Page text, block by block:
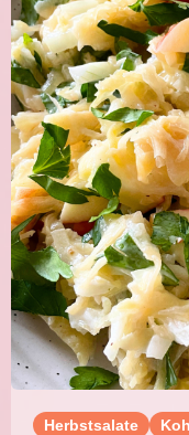
Herbstsalate